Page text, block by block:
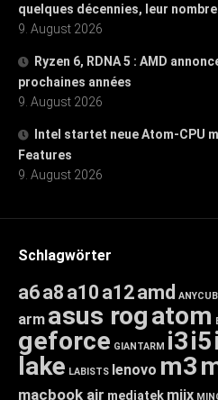
quelques décennies, leur
9. August 2026
Ryzen 6, RDNA 5 : AMD
prochaines années
9. August 2026
Intel startet neue Atom-CPU
Features
9. August 2026
Schlagwörter
a6a8 a10 a12amd
arm asus rogatom
geforce GIANTARM i3i5
lake LABISTS lenovo m3
macbook air mediatek miix